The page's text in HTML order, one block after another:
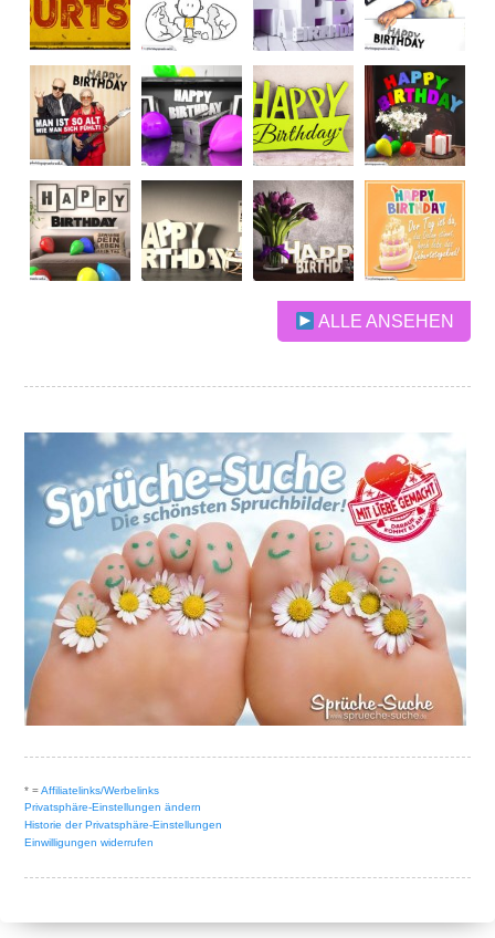
ALLE ANSEHEN
* =Affiliatelinks/Werbelinks
Privatsphäre-Einstellungen ändern
Historie der Privatsphäre-Einstellungen
Einwilligungen widerrufen